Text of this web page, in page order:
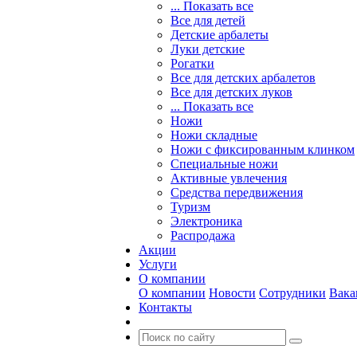
... Показать все
Все для детей
Детские арбалеты
Луки детские
Рогатки
Все для детских арбалетов
Все для детских луков
... Показать все
Ножи
Ножи складные
Ножи с фиксированным клинком
Специальные ножи
Активные увлечения
Средства передвижения
Туризм
Электроника
Распродажа
Акции
Услуги
О компании
О компании Новости Сотрудники
Контакты